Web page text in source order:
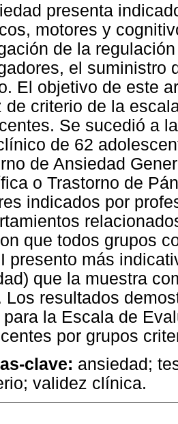
presenta
motores y
de la
el suministro
El objetivo de este
de criterio de la
Se sucedió a
de 62
de Ansiedad
o Trastorno de
indicados por
que todos grupos
presento más
que la muestra
Los resultados
para la Escala de
por grupos
clave: ansiedad;
validez clínica.